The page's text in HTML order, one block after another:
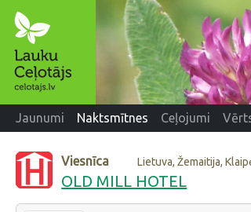
Jaunumi Naktsmītnes Ceļojumi
Viesnīca Lietuva, Žemaitija,
OLD MILL HOTEL